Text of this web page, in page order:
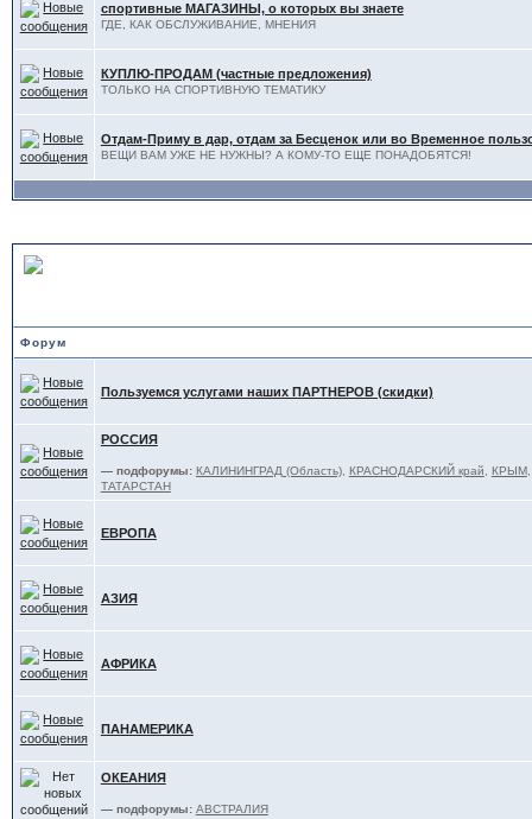
спортивные МАГАЗИНЫ, о которых вы знаете
ГДЕ, КАК ОБСЛУЖИВАНИЕ, МНЕНИЯ
КУПЛЮ-ПРОДАМ (частные предложения)
ТОЛЬКО НА СПОРТИВНУЮ ТЕМАТИКУ
Отдам-Приму в дар, отдам за Бесценок или во Временное
ВЕЩИ ВАМ УЖЕ НЕ НУЖНЫ? А КОМУ-ТО ЕЩЕ ПОНАДОБЯТСЯ!
Форум
Пользуемся услугами наших ПАРТНЕРОВ (скидки)
РОССИЯ
— подфорумы: КАЛИНИНГРАД (Область), КРАСНОДАРСКИЙ край КРЫМ
ТАТАРСТАН
ЕВРОПА
АЗИЯ
АФРИКА
ПАНАМЕРИКА
ОКЕАНИЯ
— подфорумы: АВСТРАЛИЯ